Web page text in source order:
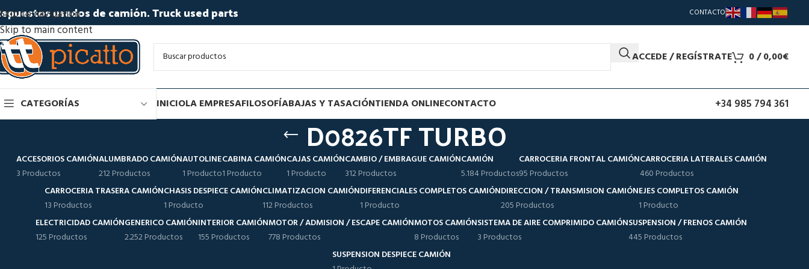
Skip to navigation
Skip to main content
usados de camión. Truck used parts CONTACTO
ACCEDE / REGÍSTRATE 0/0,00€
CATEGORÍAS INICIOLA EMPRESAFILOSOFÍABAJAS Y TASACIÓNTIENDA ONLINECONTACTO +34 985 794 361
D0826TF TURBO
ACCESORIOS CAMIÓN
3 Productos
ALUMBRADO CAMIÓN
212 Productos
AUTOLINE
1 Producto
CABINA CAMIÓN
1 Producto
CAJAS CAMIÓN
1 Producto
CAMBIO / EMBRAGUE CAMIÓN
312 Productos
CAMIÓN
5.184 Productos
CARROCERIA FRONTAL CAMIÓN
95 Productos
CARROCERIA LATERALES CAMIÓN
460 Productos
CARROCERIA TRASERA CAMIÓN
13 Productos
CHASIS DESPIECE CAMIÓN
1 Producto
CLIMATIZACION CAMIÓN
112 Productos
DIFERENCIALES COMPLETOS CAMIÓN
1 Producto
DIRECCION / TRANSMISION CAMIÓN
205 Productos
EJES COMPLETOS CAMIÓN
1 Producto
ELECTRICIDAD CAMIÓN
125 Productos
GENERICO CAMIÓN
2.252 Productos
INTERIOR CAMIÓN
155 Productos
MOTOR / ADMISION / ESCAPE CAMIÓN
778 Productos
MOTOS CAMIÓN
8 Productos
SISTEMA DE AIRE COMPRIMIDO CAMIÓN
3 Productos
SUSPENSION / FRENOS CAMIÓN
445 Productos
SUSPENSION DESPIECE CAMIÓN